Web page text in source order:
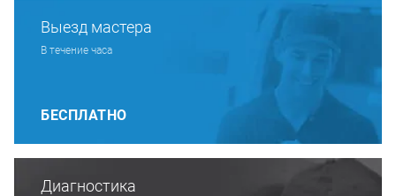
Выезд мастера
В течение часа
БЕСПЛАТНО
Диагностика